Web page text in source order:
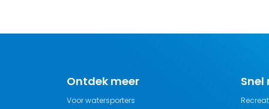
Ontdek meer
Voor watersporters
Snel